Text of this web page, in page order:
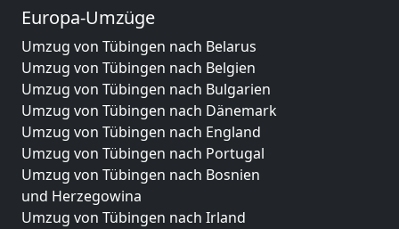
Europa-Umzüge
Umzug von Tübingen nach Belarus
Umzug von Tübingen nach Belgien
Umzug von Tübingen nach Bulgarien
Umzug von Tübingen nach Dänemark
Umzug von Tübingen nach England
Umzug von Tübingen nach Portugal
Umzug von Tübingen nach Bosnien
und Herzegowina
Umzug von Tübingen nach Irland